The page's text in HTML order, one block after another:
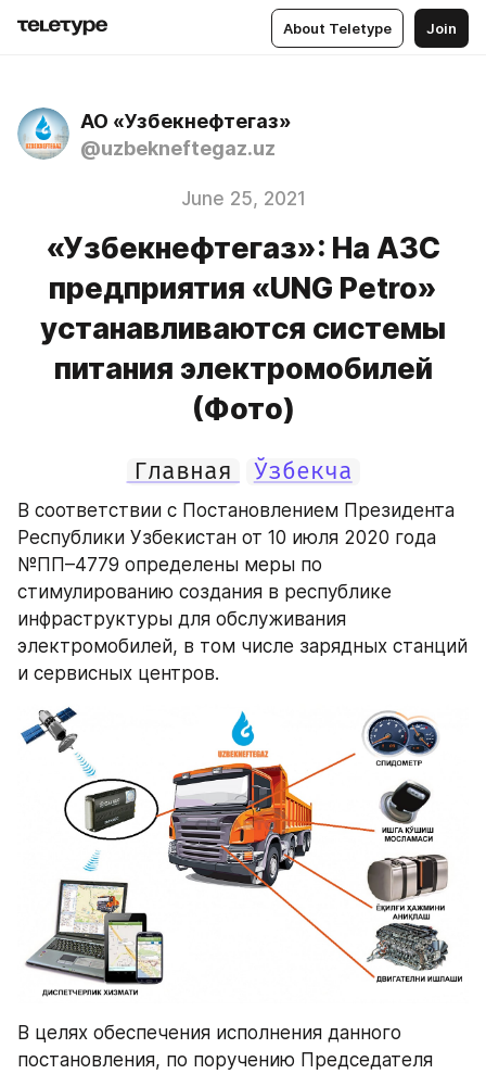
About Teletype Join
АО «Узбекнефтегаз»
@uzbekneftegaz.uz
June 25, 2021
«Узбекнефтегаз»: На АЗС
предприятия «UNG Petro»
устанавливаются системы
питания электромобилей
(Фото)
Главная Ўзбекча
В соответствии с Постановлением Президента
Республики Узбекистан от 10 июля 2020 года
№ПП–4779 определены меры по
стимулированию создания в республике
инфраструктуры для обслуживания
электромобилей, в том числе зарядных станций
и сервисных центров.
В целях обеспечения исполнения данного
постановления, по поручению Председателя